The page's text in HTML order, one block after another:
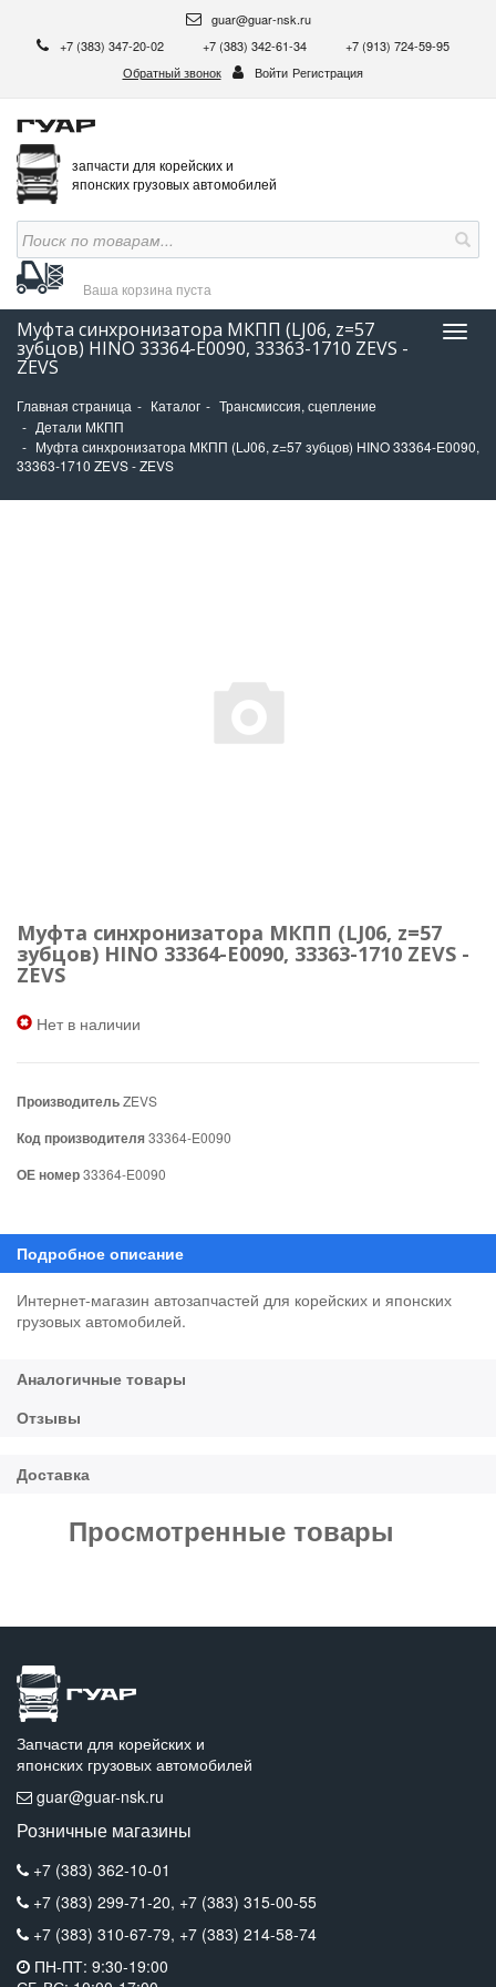
guar@guar-nsk.ru
+7 (383) 347-20-02
+7 (383) 342-61-34
+7 (913) 724-59-95
Обратный звонок
Войти Регистрация
запчасти для корейских и
японских грузовых автомобилей
Ваша корзина пуста
Муфта синхронизатора МКПП (LJ06, z=57
зубцов) HINO 33364-E0090, 33363-1710 ZEVS -
ZEVS
Главная страница Каталог
Трансмиссия, сцепление
Детали МКПП
Муфта синхронизатора МКПП (LJ06, z=57 зубцов) HINO 33364-E0090,
33363-1710 ZEVS - ZEVS
Муфта синхронизатора МКПП (LJ06, z=57
зубцов) HINO 33364-E0090, 33363-1710 ZEVS -
ZEVS
Нет в наличии
ПроизводительZEVS
Код производителя33364-E0090
ОЕ номер33364-E0090
Интернет-магазин автозапчастей для корейских и японских
грузовых автомобилей.
Просмотренные товары
Запчасти для корейских и
японских грузовых автомобилей
guar@guar-nsk.ru
Розничные магазины
+7 (383) 362-10-01
+7 (383) 299-71-20, +7 (383) 315-00-55
+7 (383) 310-67-79, +7 (383) 214-58-74
ПН-ПТ: 9:30-19:00